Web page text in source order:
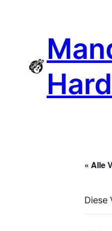
« Alle
Diese